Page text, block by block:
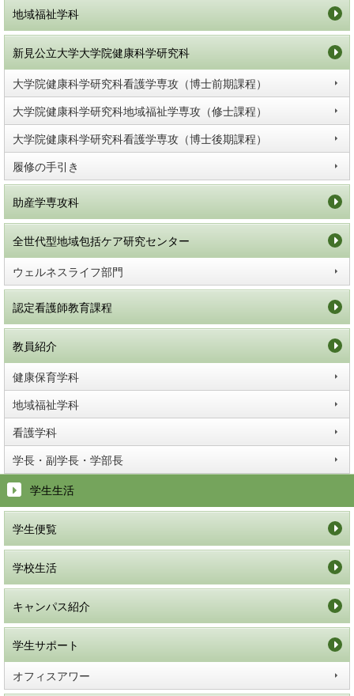
地域福祉学科
新見公立大学大学院健康科学研究科
大学院健康科学研究科看護学専攻（博士前期課程）
大学院健康科学研究科地域福祉学専攻（修士課程）
大学院健康科学研究科看護学専攻（博士後期課程）
履修の手引き
助産学専攻科
全世代型地域包括ケア研究センター
ウェルネスライフ部門
認定看護師教育課程
教員紹介
健康保育学科
地域福祉学科
看護学科
学長・副学長・学部長
学生生活
学生便覧
学校生活
キャンパス紹介
学生サポート
オフィスアワー